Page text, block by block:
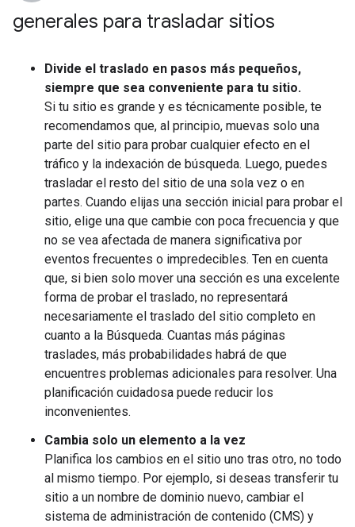
generales para trasladar sitios
Divide el traslado en pasos más pequeños,
siempre que sea conveniente para tu sitio.
Si tu sitio es grande y es técnicamente posible, te
recomendamos que, al principio, muevas solo una
parte del sitio para probar cualquier efecto en el
tráfico y la indexación de búsqueda. Luego, puedes
trasladar el resto del sitio de una sola vez o en
partes. Cuando elijas una sección inicial para probar el
sitio, elige una que cambie con poca frecuencia y que
no se vea afectada de manera significativa por
eventos frecuentes o impredecibles. Ten en cuenta
que, si bien solo mover una sección es una excelente
forma de probar el traslado, no representará
necesariamente el traslado del sitio completo en
cuanto a la Búsqueda. Cuantas más páginas
traslades, más probabilidades habrá de que
encuentres problemas adicionales para resolver. Una
planificación cuidadosa puede reducir los
inconvenientes.
Cambia solo un elemento a la vez
Planifica los cambios en el sitio uno tras otro, no todo
al mismo tiempo. Por ejemplo, si deseas transferir tu
sitio a un nombre de dominio nuevo, cambiar el
sistema de administración de contenido (CMS) y